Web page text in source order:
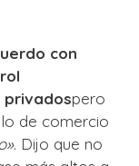
con
privadospero
de comercio
. Dijo que no